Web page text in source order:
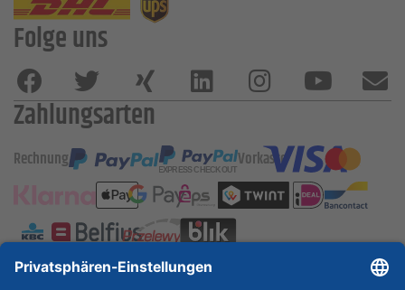
Folge uns
Zahlungsarten
Rechnung Vorkasse
ESSKA International